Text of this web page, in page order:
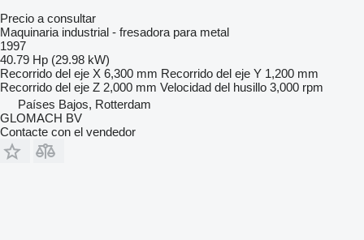
Precio a consultar
Maquinaria industrial - fresadora para metal
1997
40.79 Hp (29.98 kW)
Recorrido del eje X 6,300 mm Recorrido del eje Y 1,200 mm
Recorrido del eje Z 2,000 mm Velocidad del husillo 3,000 rpm
Países Bajos, Rotterdam
GLOMACH BV
Contacte con el vendedor